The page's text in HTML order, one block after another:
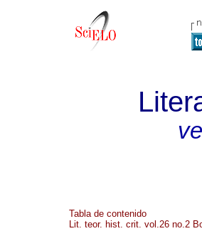
Tabla de contenido
Lit. teor. hist. crit. vol.26 no.2